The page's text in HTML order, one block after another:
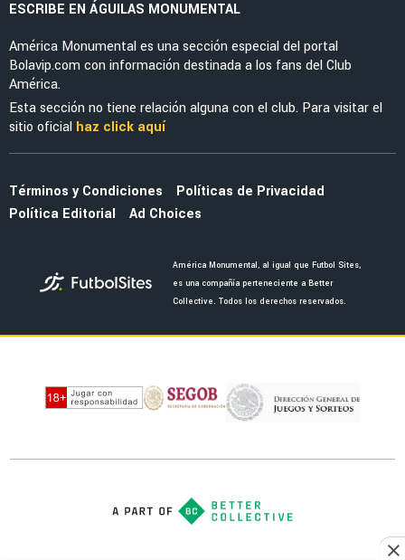
La tajante frase de Guillermo Almada sobre la
actuación de Alan Cervantes ante San Diego
FC
La salida de Brian del América abriría a dos